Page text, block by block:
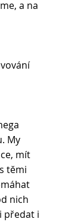
a na
My
mít
těmi
nich
předat i